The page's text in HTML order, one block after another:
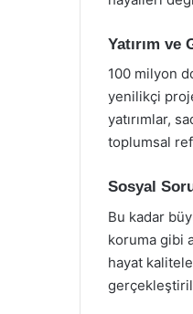
Yatırım ve
100 milyon
yenilikçi
yatırımlar,
toplumsal
Sosyal
Bu kadar
koruma gibi
hayat